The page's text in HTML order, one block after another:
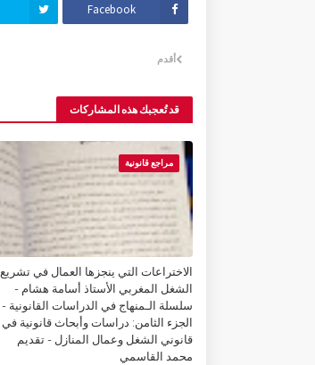
Facebook
أقدم
قد تُعجبك هذه المشاركات
مراجع قانونية
الاختراعات التي ينجزها العمال في تشريع
الشغل المغربي الأستاذ أسامة هشام -
سلسلة الـمنهاج في الدراسات القانونية -
الجزء الثامن: دراسات وأبحاث قانونية في
قانوني الشغل وعمال المنازل - تقديم
محمد القاسمي